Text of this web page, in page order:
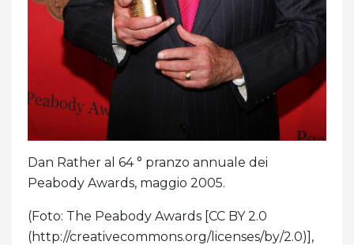
Dan Rather al 64 ° pranzo annuale dei
Peabody Awards, maggio 2005.
(Foto: The Peabody Awards [CC BY 2.0
(http://creativecommons.org/licenses/by/2.0)],